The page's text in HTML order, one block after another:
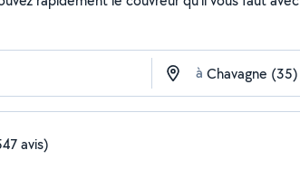
à
avis)